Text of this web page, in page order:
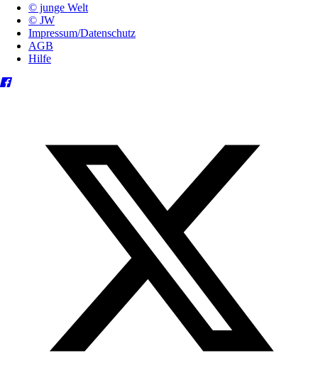
© junge Welt
© JW
Impressum/Datenschutz
AGB
Hilfe